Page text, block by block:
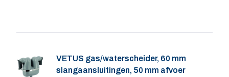
VETUS gas/waterscheider, 60 mm
slangaansluitingen, 50 mm afvoer